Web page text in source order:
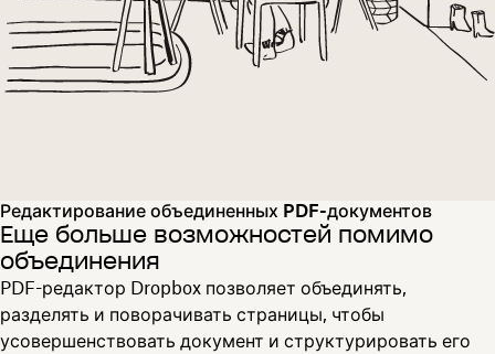
Редактирование объединенных PDF-документов
Еще больше возможностей помимо
объединения
PDF-редактор Dropbox позволяет объединять,
разделять и поворачивать страницы, чтобы
усовершенствовать документ и структурировать его